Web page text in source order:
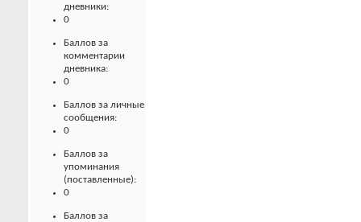
дневники:
0
Баллов за
комментарии
дневника:
0
Баллов за личные
сообщения:
0
Баллов за
упоминания
(поставленные):
0
Баллов за